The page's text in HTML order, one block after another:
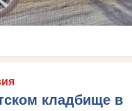
кладбище в